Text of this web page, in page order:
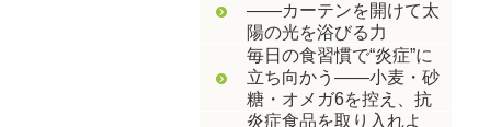
――カーテンを開けて太
陽の光を浴びる力
毎日の食習慣で“炎症”に
立ち向かう――小麦・砂
糖・オメガ6を控え、抗
炎症食品を取り入れよ